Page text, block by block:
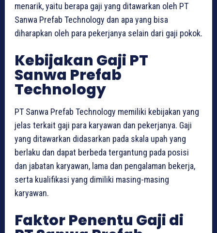
menarik, yaitu berapa gaji yang ditawarkan oleh PT
Sanwa Prefab Technology dan apa yang bisa
diharapkan oleh para pekerjanya selain dari gaji pokok.
Kebijakan Gaji PT
Sanwa Prefab
Technology
PT Sanwa Prefab Technology memiliki kebijakan yang
jelas terkait gaji para karyawan dan pekerjanya. Gaji
yang ditawarkan didasarkan pada skala upah yang
berlaku dan dapat berbeda tergantung pada posisi
dan jabatan karyawan, lama dan pengalaman bekerja,
serta kualifikasi yang dimiliki masing-masing
karyawan.
Faktor Penentu Gaji di